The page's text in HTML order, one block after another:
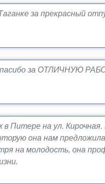
за прекрасный
за ОТЛИЧНУЮ
Питере на ул.
она нам
на молодость, она